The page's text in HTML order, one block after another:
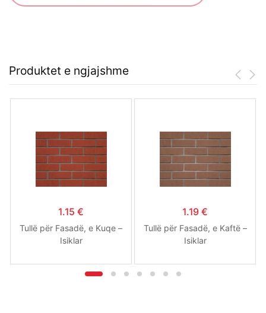
Produktet e ngjajshme
1.15€
Tullë për Fasadë, e Kuqe –
Isiklar
1.19€
Tullë për Fasadë, e Kaftë –
Isiklar